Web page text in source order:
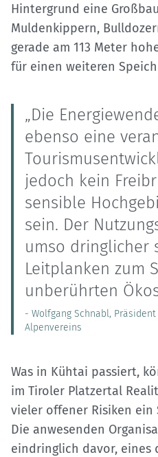
Hintergrund eine
Muldenkippern,
gerade am 113 Meter
für einen weiteren
„Die
ebenso eine
jedoch kein
sensible
sein. Der
umso dringlicher
Leitplanken zum
unberührten
- Wolfgang Schnabl,
Alpenvereins
Was in Kühtai passiert,
im Tiroler Platzertal
vieler offener Risiken ein
Die anwesenden
eindringlich davor, eines